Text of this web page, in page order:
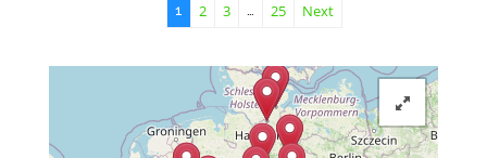
1 2 3 … 25 Next